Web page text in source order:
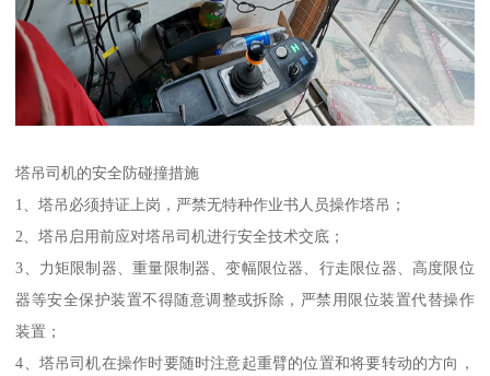
塔吊司机的安全防碰撞措施
1、塔吊必须持证上岗，严禁无特种作业书人员操作塔吊；
2、塔吊启用前应对塔吊司机进行安全技术交底；
3、力矩限制器、重量限制器、变幅限位器、行走限位器、高度限位
器等安全保护装置不得随意调整或拆除，严禁用限位装置代替操作
装置；
4、塔吊司机在操作时要随时注意起重臂的位置和将要转动的方向，